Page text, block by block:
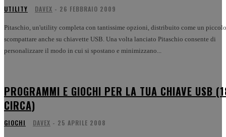
UTILITY DAVEX - 26 FEBBRAIO 2009
Pitaschio, un'utility completa con tantissime opzioni, distribuito come un
scompattare anche su chiavette USB. Una volta lanciato Pitaschio consente di
personalizzare il modo in cui si spostano e minimizzano...
PROGRAMMI E GIOCHI PER LA TUA CHIAVE USB
CIRCA)
GIOCHI DAVEX - 25 APRILE 2008